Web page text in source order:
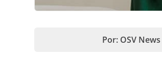
Por: OSV News